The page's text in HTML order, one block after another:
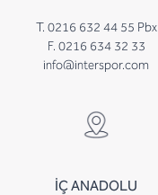
T. 0216 632 44 55 Pbx
F. 0216 634 32 33
info@interspor.com
İÇ ANADOLU